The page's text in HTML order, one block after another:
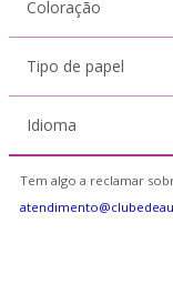
Coloração
Tipo de papel
Idioma
Tem algo a reclamar